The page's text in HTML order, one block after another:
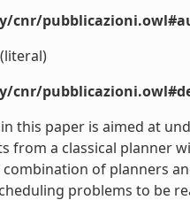
cnr/
this paper is aimed at
from a classical planner
of planners
problems to be